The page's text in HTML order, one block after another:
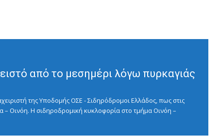
από το μεσημέρι λόγω πυρκαγιάς
της Υποδομής ΟΣΕ - Σιδηρόδρομοι Ελλάδος, πως στις
Οινόη. Η σιδηροδρομική κυκλοφορία στο τμήμα Οινόη –